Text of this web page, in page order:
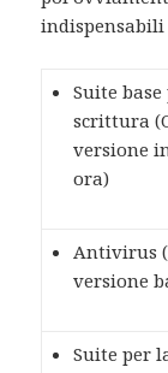
indispensabili
Suite
scrittura
versione
ora)
Antivirus
versione
Suite per